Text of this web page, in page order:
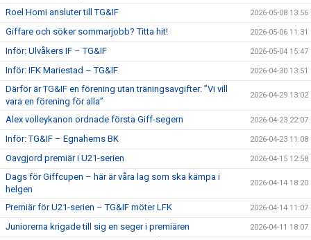
Roel Homi ansluter till TG&IF 2026-05-08 13:56
Giffare och söker sommarjobb? Titta hit! 2026-05-06 11:31
Inför: Ulvåkers IF – TG&IF 2026-05-04 15:47
Inför: IFK Mariestad – TG&IF 2026-04-30 13:51
Därför är TG&IF en förening utan träningsavgifter: ”Vi vill
vara en förening för alla”
2026-04-29 13:02
Alex volleykanon ordnade första Giff-segern 2026-04-23 22:07
Inför: TG&IF – Egnahems BK 2026-04-23 11:08
Oavgjord premiär i U21-serien 2026-04-15 12:58
Dags för Giffcupen – här är våra lag som ska kämpa i
helgen
2026-04-14 18:20
Premiär för U21-serien – TG&IF möter LFK 2026-04-14 11:07
Juniorerna krigade till sig en seger i premiären 2026-04-11 18:07